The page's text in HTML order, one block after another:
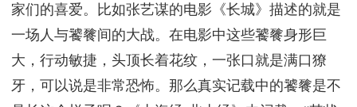
家们的喜爱。比如张艺谋的电影《长城》描述的就是
一场人与饕餮间的大战。在电影中这些饕餮身形巨
大，行动敏捷，头顶长着花纹，一张口就是满口獠
牙，可以说是非常恐怖。那么真实记载中的饕餮是不